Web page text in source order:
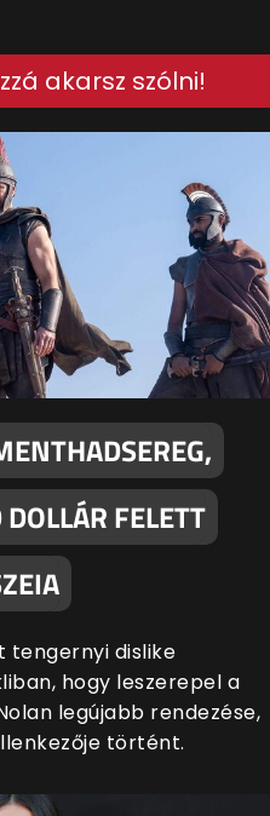
akarsz szólni!
FELETT
tengernyi dislike
hogy leszerepel a
legújabb rendezése,
történt.